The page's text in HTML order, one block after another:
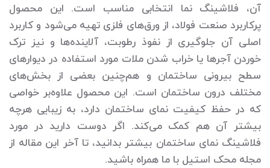
آن، فلاشینگ نما انتخابی مناسب است. این محصول
پرکاربرد صنعت فولاد، از ورق‌های فلزی تهیه می‌شود و کاربرد
اصلی آن جلوگیری از نفوذ رطوبت، آلاینده‌ها و نیز ترک
خوردن آجرها یا خراب شدن ملات مورد استفاده در دیوارهای
سطح بیرونی ساختمان و هم‌چنین بعضی از بخش‌های
مختلف درون ساختمان است. این محصول علاوه‌بر خواصی
که در حفظ کیفیت نمای ساختمان دارد، به زیبایی هرچه
بیشتر آن هم کمک می‌کند. اگر دوست دارید در مورد
فلاشینگ نمای ساختمان بیشتر بدانید، تا آخر این مقاله از
مجله محک استیل با ما همراه باشید.